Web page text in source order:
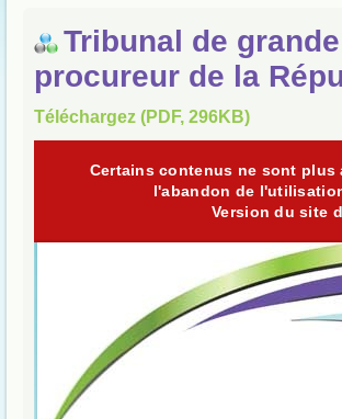
Tribunal de
procureur de la
Téléchargez (PDF, 296KB)